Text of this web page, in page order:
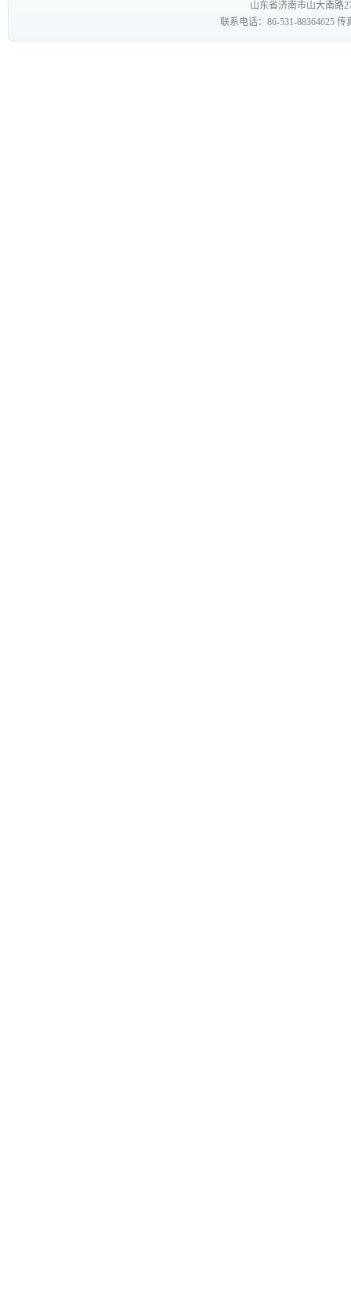
山东省济南市山大南路
联系电话：86-531-88364625 传